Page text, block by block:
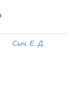
Сыч, Е. Д.